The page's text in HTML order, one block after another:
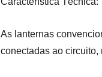
As lanternas
conectadas ao